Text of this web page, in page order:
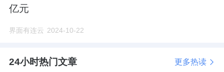
亿元
界面有连云 2024-10-22
24小时热门文章 更多热读